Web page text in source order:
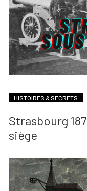
HISTOIRES & SECRETS
Strasbourg
siège